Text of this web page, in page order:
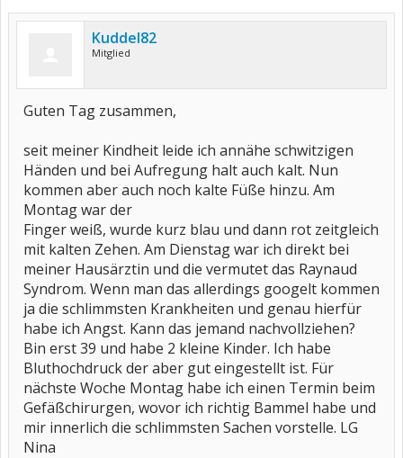
Kuddel82
Mitglied
Guten Tag zusammen,
seit meiner Kindheit leide ich annähe schwitzigen
Händen und bei Aufregung halt auch kalt. Nun
kommen aber auch noch kalte Füße hinzu. Am
Montag war der
Finger weiß, wurde kurz blau und dann rot zeitgleich
mit kalten Zehen. Am Dienstag war ich direkt bei
meiner Hausärztin und die vermutet das Raynaud
Syndrom. Wenn man das allerdings googelt kommen
ja die schlimmsten Krankheiten und genau hierfür
habe ich Angst. Kann das jemand nachvollziehen?
Bin erst 39 und habe 2 kleine Kinder. Ich habe
Bluthochdruck der aber gut eingestellt ist. Für
nächste Woche Montag habe ich einen Termin beim
Gefäßchirurgen, wovor ich richtig Bammel habe und
mir innerlich die schlimmsten Sachen vorstelle. LG
Nina